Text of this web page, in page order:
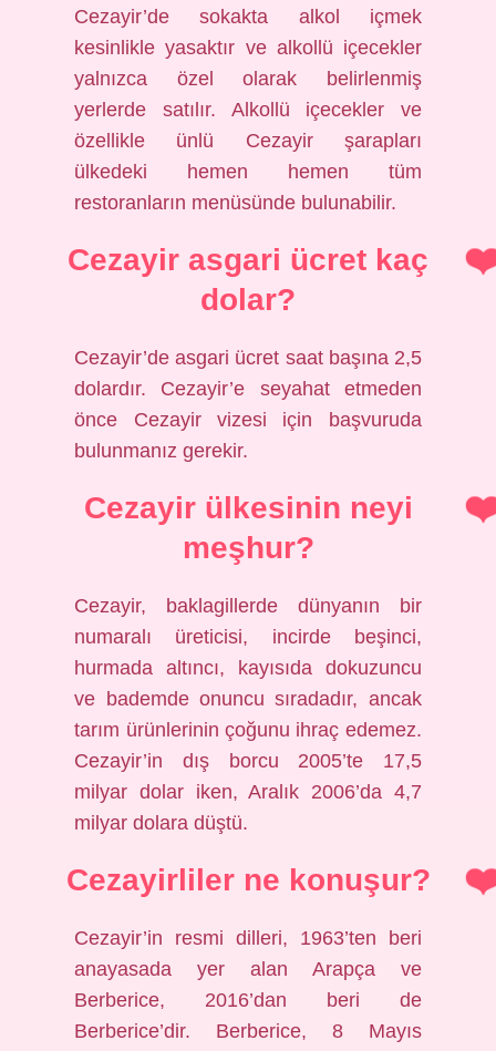
Cezayir’de sokakta alkol içmek
kesinlikle yasaktır ve alkollü içecekler
yalnızca özel olarak belirlenmiş
yerlerde satılır. Alkollü içecekler ve
özellikle ünlü Cezayir şarapları
ülkedeki hemen hemen tüm
restoranların menüsünde bulunabilir.
Cezayir asgari ücret kaç
dolar?
Cezayir’de asgari ücret saat başına 2,5
dolardır. Cezayir’e seyahat etmeden
önce Cezayir vizesi için başvuruda
bulunmanız gerekir.
Cezayir ülkesinin neyi
meşhur?
Cezayir, baklagillerde dünyanın bir
numaralı üreticisi, incirde beşinci,
hurmada altıncı, kayısıda dokuzuncu
ve bademde onuncu sıradadır, ancak
tarım ürünlerinin çoğunu ihraç edemez.
Cezayir’in dış borcu 2005’te 17,5
milyar dolar iken, Aralık 2006’da 4,7
milyar dolara düştü.
Cezayirliler ne konuşur?
Cezayir’in resmi dilleri, 1963’ten beri
anayasada yer alan Arapça ve
Berberice, 2016’dan beri de
Berberice’dir. Berberice, 8 Mayıs